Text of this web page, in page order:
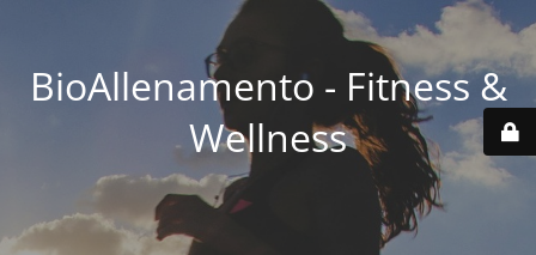
BioAllenamento - Fitness &
Wellness